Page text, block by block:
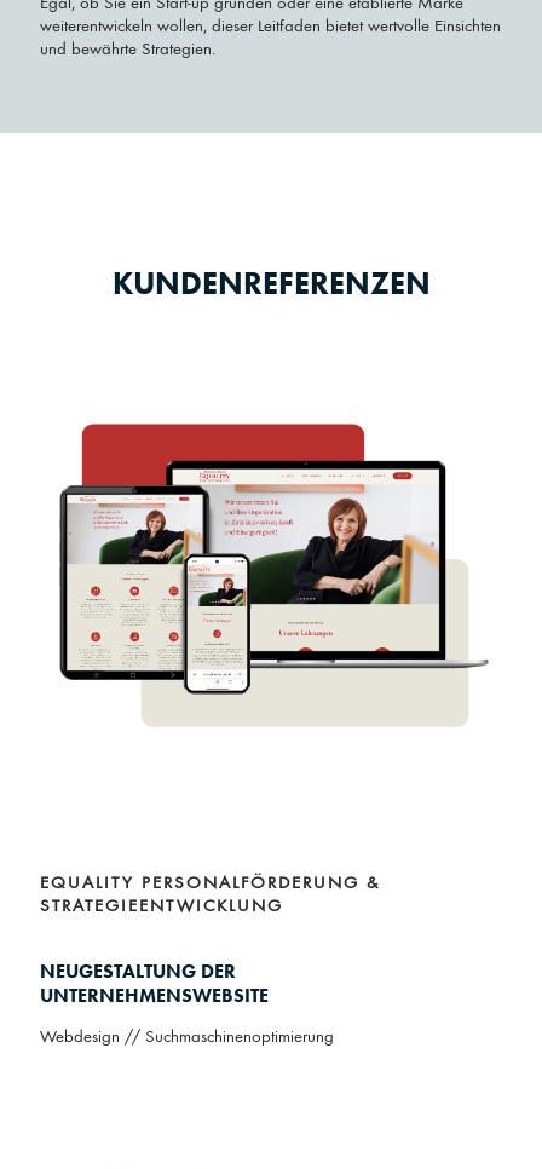
Egal, ob Sie ein Start-up gründen oder eine etablierte Marke
weiterentwickeln wollen, dieser Leitfaden bietet wertvolle Einsichten
und bewährte Strategien.
KUNDENREFERENZEN
EQUALITY PERSONALFÖRDERUNG &
STRATEGIEENTWICKLUNG
NEUGESTALTUNG DER
UNTERNEHMENSWEBSITE
Webdesign // Suchmaschinenoptimierung